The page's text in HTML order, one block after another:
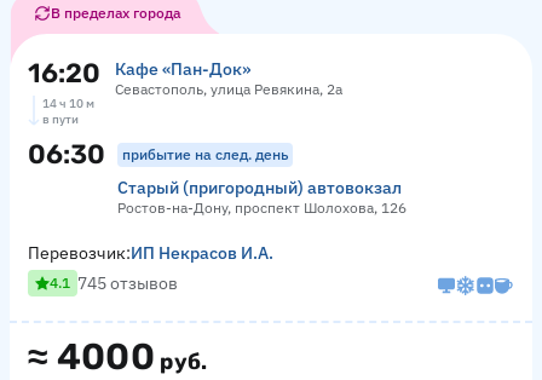
В пределах города
16:20 Кафе «Пан-Док»
Севастополь, улица Ревякина, 2а
14 ч 10 м
в пути
06:30 прибытие на след. день
Старый (пригородный) автовокзал
Ростов-на-Дону, проспект Шолохова, 126
≈ 4000 руб.
Перевозчик:ИП Некрасов И.А.
4.1 745 отзывов